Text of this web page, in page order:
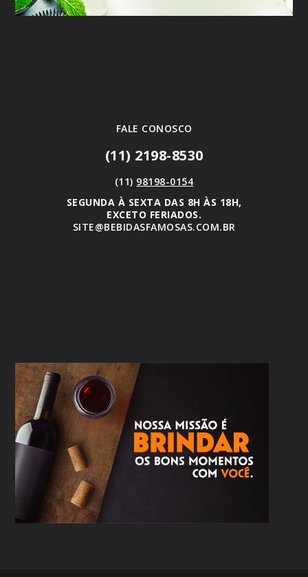
FALE CONOSCO
(11) 2198-8530
(11) 98198-0154
SEGUNDA À SEXTA DAS 8H ÀS 18H,
EXCETO FERIADOS.
SITE@BEBIDASFAMOSAS.COM.BR